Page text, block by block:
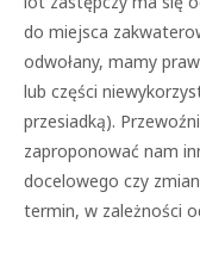
do miejsca
odwołany, mamy
lub części
przesiadką).
zaproponować nam
docelowego czy
termin, w zależności